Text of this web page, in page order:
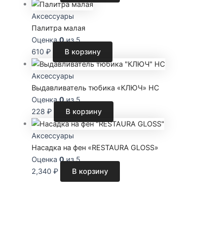
Аксессуары
Палитра малая
Оценка0из 5
610 ₽ В корзину
Аксессуары
Выдавливатель тюбика «КЛЮЧ» НС
Оценка0из 5
228 ₽ В корзину
Аксессуары
Насадка на фен «RESTAURA GLOSS»
Оценка 0из 5
2,340 ₽ В корзину